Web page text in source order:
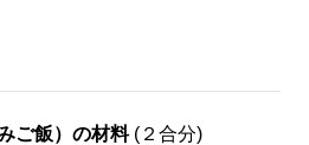
ご飯）の材料 (２合分)